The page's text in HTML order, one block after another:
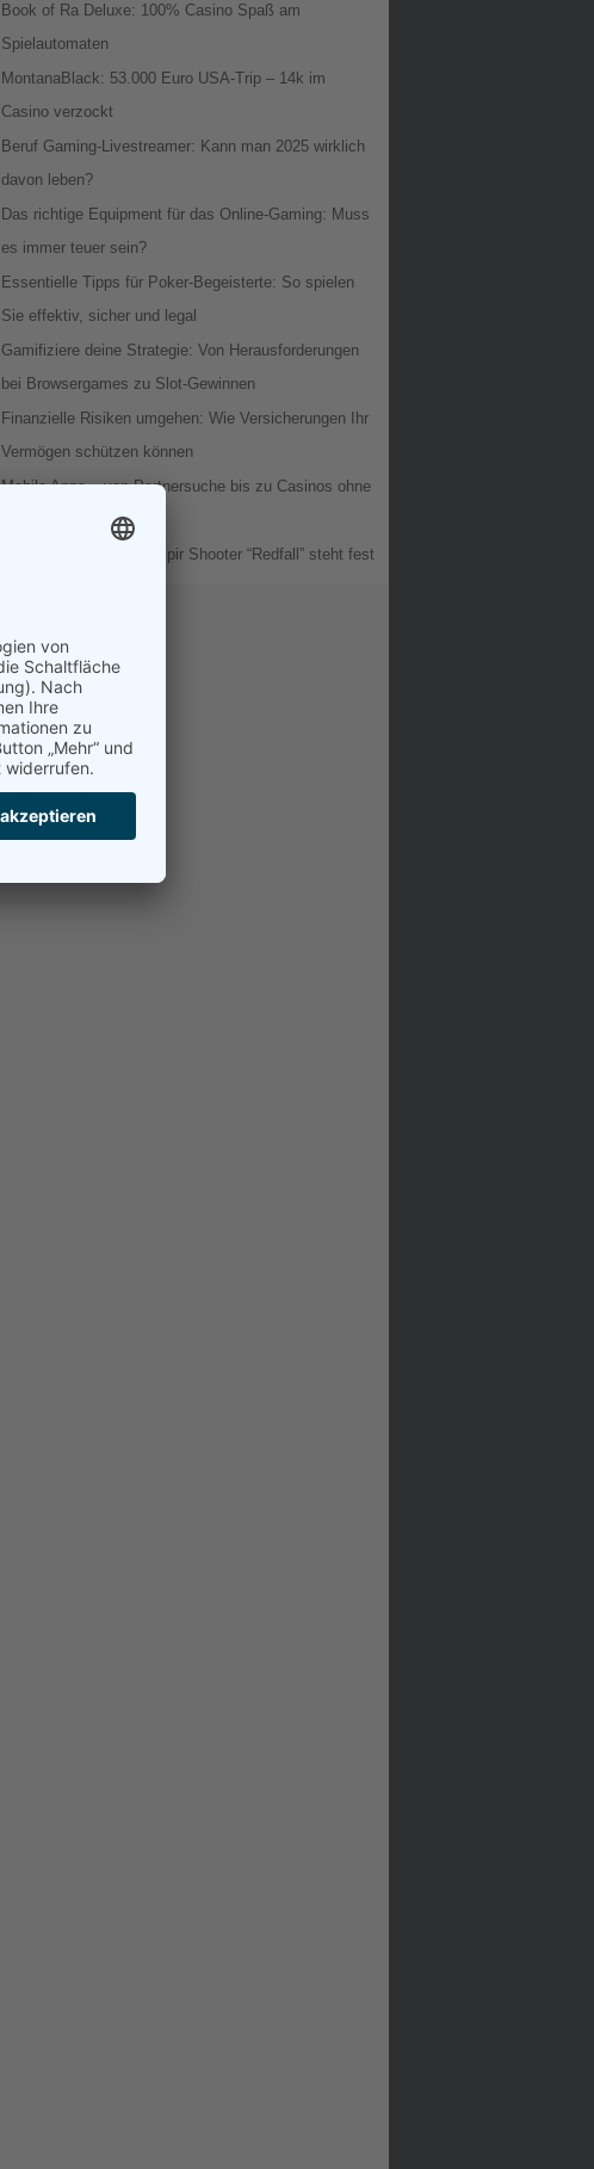
Book of Ra Deluxe: 100% Casino Spaß am
Spielautomaten
MontanaBlack: 53.000 Euro USA-Trip – 14k im
Casino verzockt
Beruf Gaming-Livestreamer: Kann man 2025 wirklich
davon leben?
Das richtige Equipment für das Online-Gaming: Muss
es immer teuer sein?
Essentielle Tipps für Poker-Begeisterte: So spielen
Sie effektiv, sicher und legal
Gamifiziere deine Strategie: Von Herausforderungen
bei Browsergames zu Slot-Gewinnen
Finanzielle Risiken umgehen: Wie Versicherungen Ihr
Vermögen schützen können
Mobile Apps – von Partnersuche bis zu Casinos ohne
Release Termin für Vampir Shooter “Redfall” steht fest